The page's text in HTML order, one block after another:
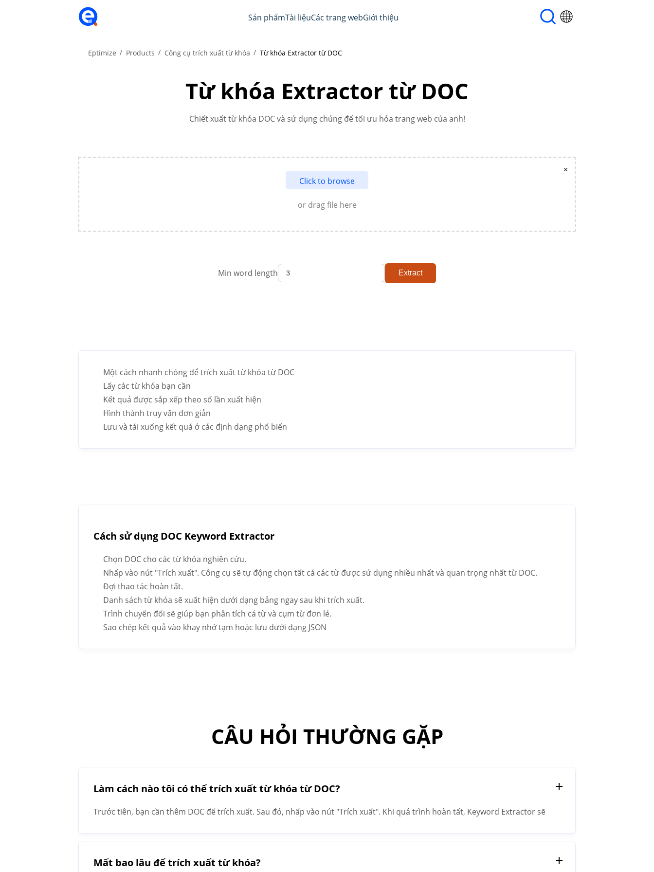
Sản phẩmTài liệuCác trang webGiới thiệu
Eptimize Products Công cụ trích xuất từ khóa Từ khóa Extractor từ DOC
Từ khóa Extractor từ DOC
Chiết xuất từ khóa DOC và sử dụng chúng để tối ưu hóa trang web của anh!
Click to browse
or drag file here
×
Min word length Extract
Một cách nhanh chóng để trích xuất từ khóa từ DOC
Lấy các từ khóa bạn cần
Kết quả được sắp xếp theo số lần xuất hiện
Hình thành truy vấn đơn giản
Lưu và tải xuống kết quả ở các định dạng phổ biến
Cách sử dụng DOC Keyword Extractor
Chọn DOC cho các từ khóa nghiên cứu.
Nhấp vào nút "Trích xuất". Công cụ sẽ tự động chọn tất cả các từ được sử dụng nhiều nhất và quan trọng nhất từ DOC.
Đợi thao tác hoàn tất.
Danh sách từ khóa sẽ xuất hiện dưới dạng bảng ngay sau khi trích xuất.
Trình chuyển đổi sẽ giúp bạn phân tích cả từ và cụm từ đơn lẻ.
Sao chép kết quả vào khay nhớ tạm hoặc lưu dưới dạng JSON
CÂU HỎI THƯỜNG GẶP
Làm cách nào tôi có thể trích xuất từ khóa từ DOC?
Trước tiên, bạn cần thêm DOC để trích xuất. Sau đó, nhấp vào nút "Trích xuất". Khi quá trình hoàn tất, Keyword Extractor sẽ
Mất bao lâu để trích xuất từ khóa?